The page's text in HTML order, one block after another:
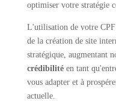
optimiser votre stratégie
L'utilisation de votre
de la création de site
stratégique, augmentant
crédibilitéen tant
vous adapter et à
actuelle.